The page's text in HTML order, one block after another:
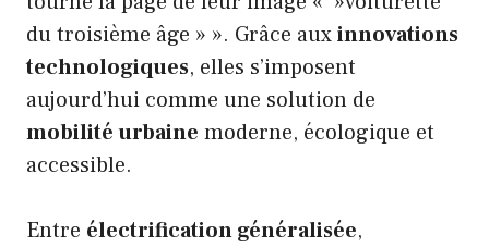
du troisième âge » ». Grâce auxinnovations
technologiques, elles s’imposent
aujourd’hui comme une solution de
mobilité urbaine moderne, écologique et
accessible.
Entre électrification généralisée,